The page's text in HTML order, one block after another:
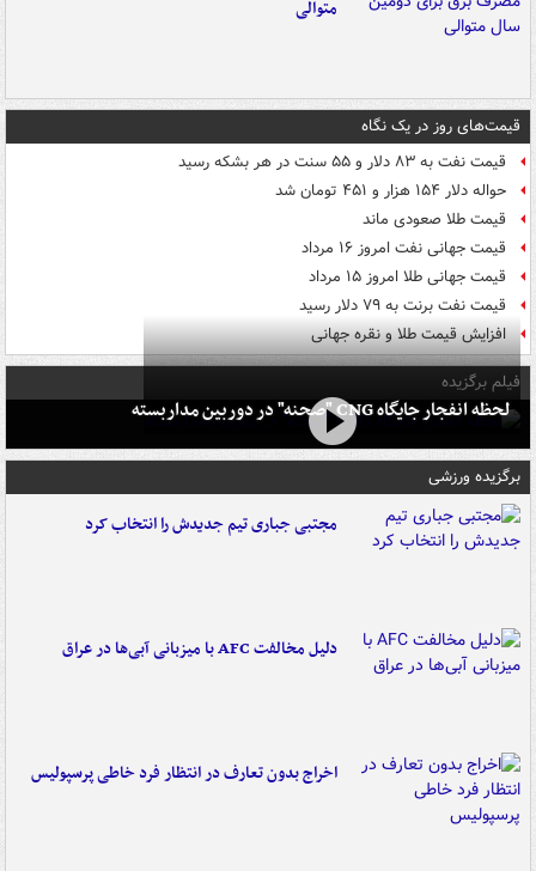
متوالی
قیمت‌های روز در یک نگاه
قیمت نفت به ۸۳ دلار و ۵۵ سنت در هر بشکه رسید
حواله دلار ۱۵۴ هزار و ۴۵۱ تومان شد
قیمت طلا صعودی ماند
قیمت جهانی نفت امروز ۱۶ مرداد
قیمت جهانی طلا امروز ۱۵ مرداد
قیمت نفت برنت به ۷۹ دلار رسید
افزایش قیمت طلا و نقره جهانی
فیلم برگزیده
لحظه انفجار جایگاه CNG "صحنه" در دوربین مداربسته
برگزیده ورزشی
مجتبی جباری تیم جدیدش را انتخاب کرد
دلیل مخالفت AFC با میزبانی آبی‌ها در عراق
اخراج بدون تعارف در انتظار فرد خاطی پرسپولیس